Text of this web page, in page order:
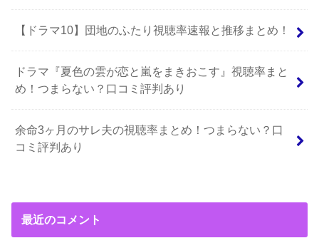
【ドラマ10】団地のふたり視聴率速報と推移まとめ！
ドラマ『夏色の雲が恋と嵐をまきおこす』視聴率まと
め！つまらない？口コミ評判あり
余命3ヶ月のサレ夫の視聴率まとめ！つまらない？口
コミ評判あり
最近のコメント